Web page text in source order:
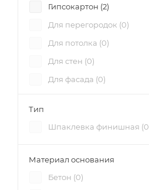
Гипсокартон (2)
Для перегородок (0)
Для потолка (0)
Для стен (0)
Для фасада (0)
Стеклохолст (
Тип
Шпаклевка финишная (0
Материал основания
Бетон (0)